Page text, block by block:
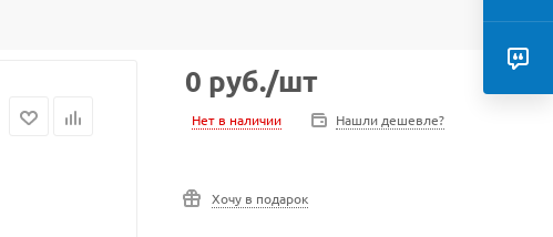
0 руб./шт
Нет в наличии Нашли дешевле?
Хочу в подарок